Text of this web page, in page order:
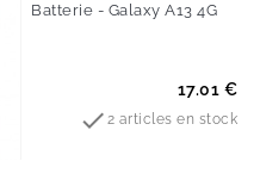
Batterie - Galaxy A13 4G
Prix
17.01 €
 2 articles en stock